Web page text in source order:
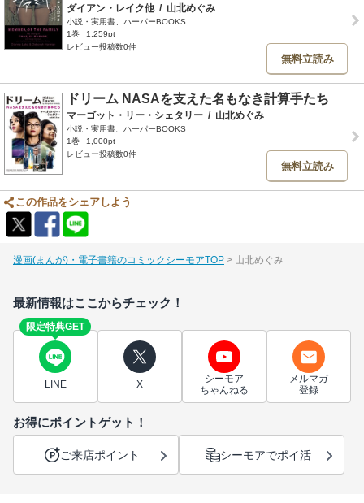
ダイアン・レイク他 / 山北めぐみ
小説・実用書、ハーパーBOOKS
1巻
1,259pt
レビュー投稿数0件
無料立読み
ドリーム NASAを支えた名もなき計算手たち
マーゴット・リー・シェタリー / 山北めぐみ
小説・実用書、ハーパーBOOKS
1巻
1,000pt
レビュー投稿数0件
無料立読み
この作品をシェアしよう
漫画(まんが)・電子書籍のコミックシーモアTOP 山北めぐみ
最新情報はここからチェック！
限定特典GET
LINE X
シーモア
ちゃんねる
メルマガ
登録
お得にポイントゲット！
ご来店ポイント シーモアでポイ活